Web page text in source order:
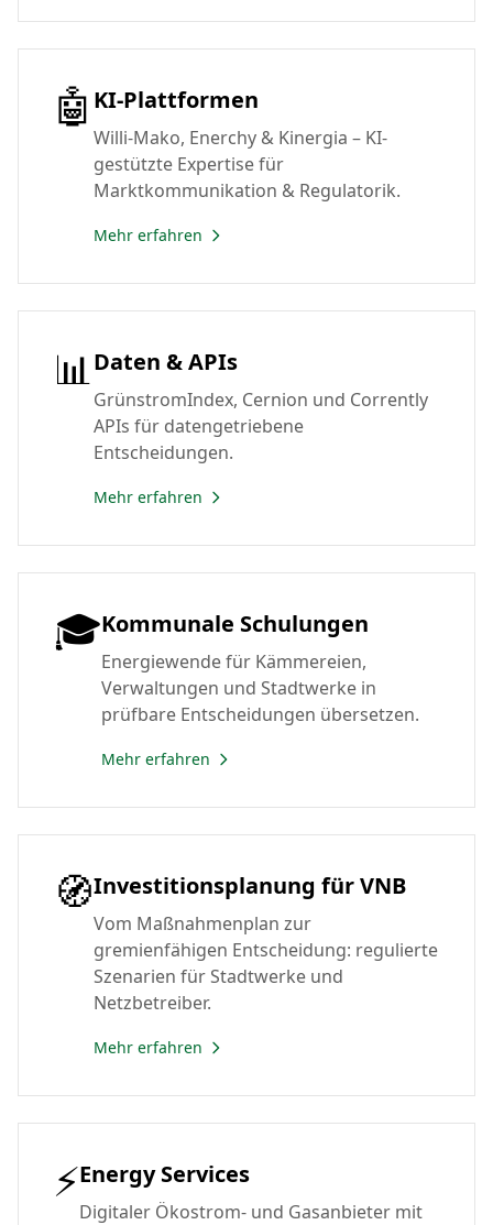
🤖 KI-Plattformen
Willi-Mako, Enerchy & Kinergia – KI-
gestützte Expertise für
Marktkommunikation & Regulatorik.
Mehr erfahren
📊Daten & APIs
GrünstromIndex, Cernion und Corrently
APIs für datengetriebene
Entscheidungen.
Mehr erfahren
🎓Kommunale Schulungen
Energiewende für Kämmereien,
Verwaltungen und Stadtwerke in
prüfbare Entscheidungen übersetzen.
Mehr erfahren
🧭Investitionsplanung für VNB
Vom Maßnahmenplan zur
gremienfähigen Entscheidung: regulierte
Szenarien für Stadtwerke und
Netzbetreiber.
Mehr erfahren
⚡Energy Services
Digitaler Ökostrom- und Gasanbieter mit